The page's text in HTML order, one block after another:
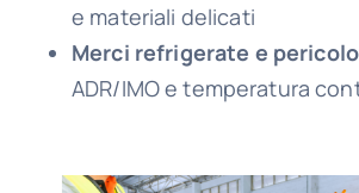
e materiali delicati
Merci refrigerate e
ADR/IMO e temperatura